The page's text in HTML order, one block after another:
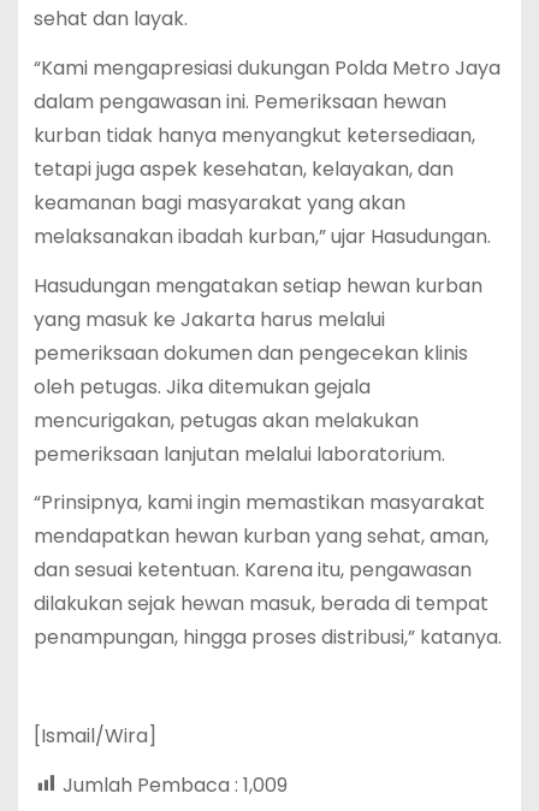
sehat dan layak.
“Kami mengapresiasi dukungan Polda Metro Jaya
dalam pengawasan ini. Pemeriksaan hewan
kurban tidak hanya menyangkut ketersediaan,
tetapi juga aspek kesehatan, kelayakan, dan
keamanan bagi masyarakat yang akan
melaksanakan ibadah kurban,” ujar Hasudungan.
Hasudungan mengatakan setiap hewan kurban
yang masuk ke Jakarta harus melalui
pemeriksaan dokumen dan pengecekan klinis
oleh petugas. Jika ditemukan gejala
mencurigakan, petugas akan melakukan
pemeriksaan lanjutan melalui laboratorium.
“Prinsipnya, kami ingin memastikan masyarakat
mendapatkan hewan kurban yang sehat, aman,
dan sesuai ketentuan. Karena itu, pengawasan
dilakukan sejak hewan masuk, berada di tempat
penampungan, hingga proses distribusi,” katanya.
[Ismail/Wira]
Jumlah Pembaca : 1,009